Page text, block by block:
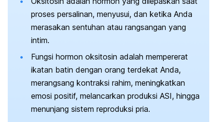
proses persalinan, menyusui, dan ketika Anda
merasakan sentuhan atau rangsangan yang
intim.
Fungsi hormon oksitosin adalah mempererat
ikatan batin dengan orang terdekat Anda,
merangsang kontraksi rahim, meningkatkan
emosi positif, melancarkan produksi ASI, hingga
menunjang sistem reproduksi pria.